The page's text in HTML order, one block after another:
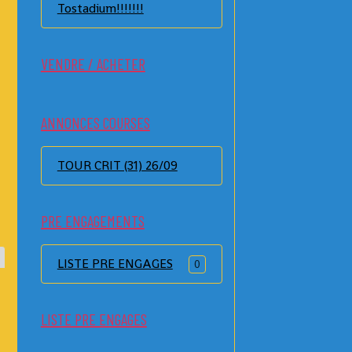
Tostadium!!!!!!!
VENDRE / ACHETER
ANNONCES COURSES
TOUR CRIT (31) 26/09
PRE ENGAGEMENTS
LISTE PRE ENGAGES 0
LISTE PRE ENGAGES